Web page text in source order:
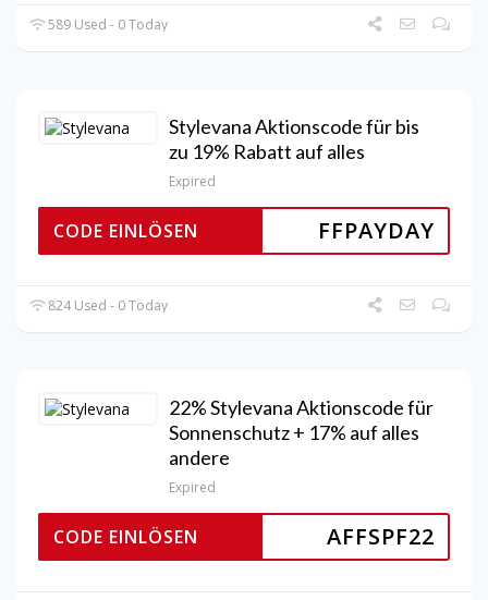
589 Used - 0 Today
Stylevana Aktionscode für bis
zu 19% Rabatt auf alles
Expired
FFPAYDAY
CODE EINLÖSEN
824 Used - 0 Today
22% Stylevana Aktionscode für
Sonnenschutz + 17% auf alles
andere
Expired
AFFSPF22
CODE EINLÖSEN